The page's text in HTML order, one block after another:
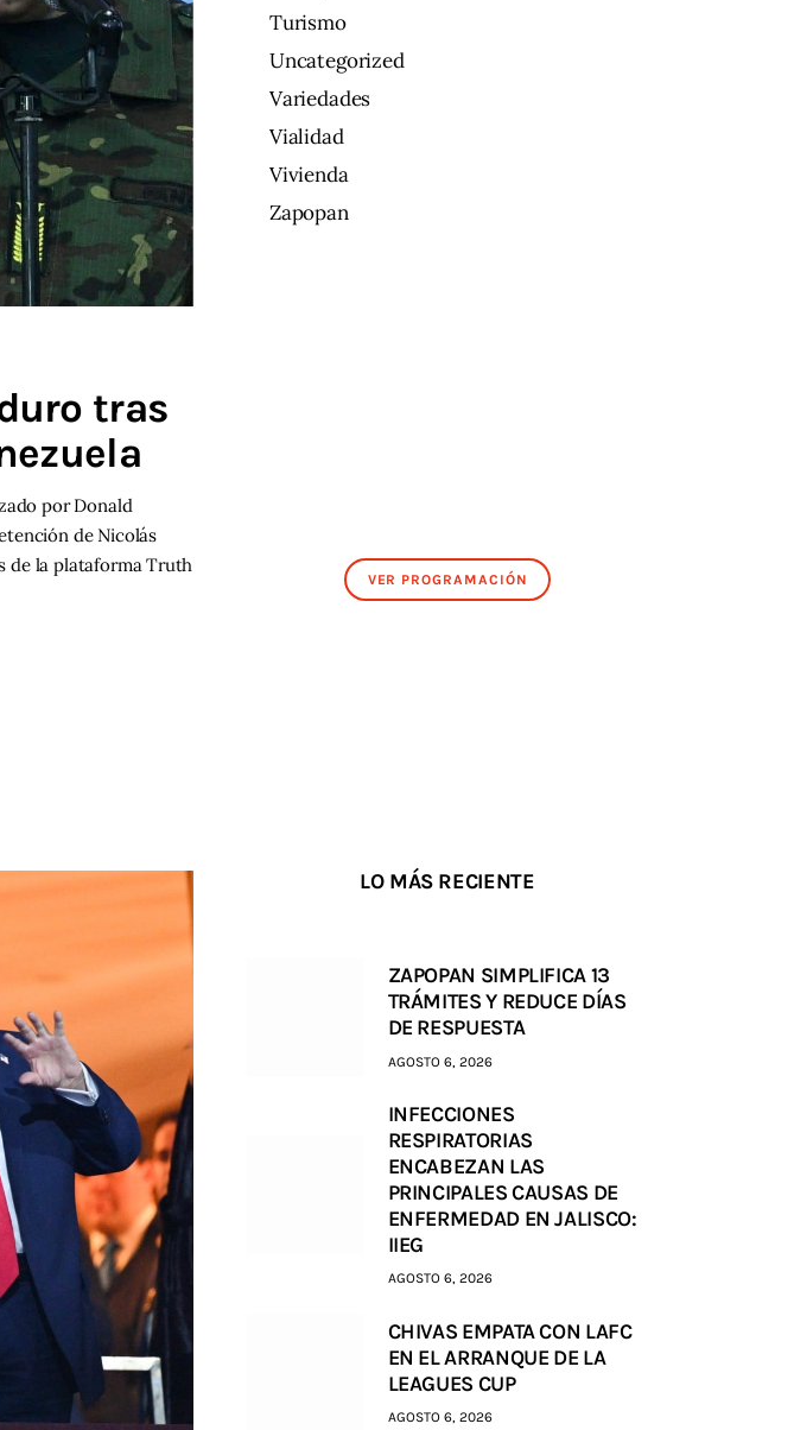
tras
por Donald
de Nicolás
de la plataforma Truth
Turismo
Uncategorized
Variedades
Vialidad
Vivienda
Zapopan
VER PROGRAMACIÓN
LO MÁS RECIENTE
ZAPOPAN SIMPLIFICA 13
TRÁMITES Y REDUCE DÍAS
DE RESPUESTA
AGOSTO 6, 2026
INFECCIONES
RESPIRATORIAS
ENCABEZAN LAS
PRINCIPALES CAUSAS DE
ENFERMEDAD EN JALISCO:
IIEG
AGOSTO 6, 2026
CHIVAS EMPATA CON LAFC
EN EL ARRANQUE DE LA
LEAGUES CUP
AGOSTO 6, 2026